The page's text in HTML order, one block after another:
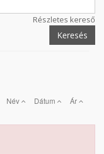
Részletes kereső
Keresés
Név Dátum Ár